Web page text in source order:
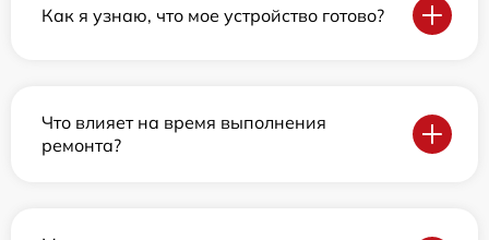
Как я узнаю, что мое устройство готово?
Что влияет на время выполнения
ремонта?